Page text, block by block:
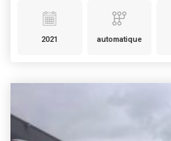
2021 automatique